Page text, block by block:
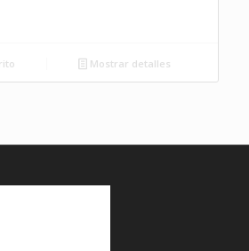
Mostrar detalles